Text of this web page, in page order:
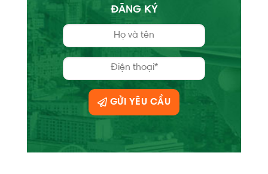
ĐĂNG KÝ
GỬI YÊU CẦU